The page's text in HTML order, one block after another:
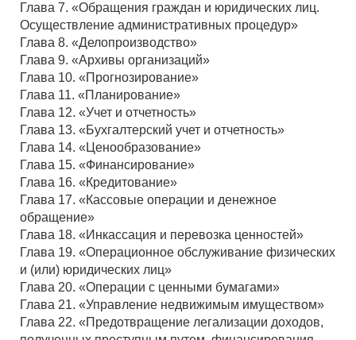
Глава 7. «Обращения граждан и юридических лиц.
Осуществление административных процедур»
Глава 8. «Делопроизводство»
Глава 9. «Архивы организаций»
Глава 10. «Прогнозирование»
Глава 11. «Планирование»
Глава 12. «Учет и отчетность»
Глава 13. «Бухгалтерский учет и отчетность»
Глава 14. «Ценообразование»
Глава 15. «Финансирование»
Глава 16. «Кредитование»
Глава 17. «Кассовые операции и денежное
обращение»
Глава 18. «Инкассация и перевозка ценностей»
Глава 19. «Операционное обслуживание физических
и (или) юридических лиц»
Глава 20. «Операции с ценными бумагами»
Глава 21. «Управление недвижимым имуществом»
Глава 22. «Предотвращение легализации доходов,